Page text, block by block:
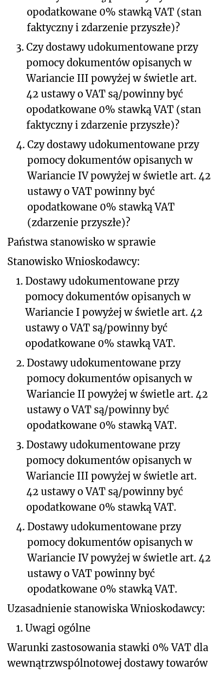
opodatkowane 0% stawką VAT (stan
faktyczny i zdarzenie przyszłe)?
3. Czy dostawy udokumentowane przy
pomocy dokumentów opisanych w
Wariancie III powyżej w świetle art.
42 ustawy o VAT są/powinny być
opodatkowane 0% stawką VAT (stan
faktyczny i zdarzenie przyszłe)?
4. Czy dostawy udokumentowane przy
pomocy dokumentów opisanych w
Wariancie IV powyżej w świetle art. 42
ustawy o VAT powinny być
opodatkowane 0% stawką VAT
(zdarzenie przyszłe)?
Państwa stanowisko w sprawie
Stanowisko Wnioskodawcy:
1. Dostawy udokumentowane przy
pomocy dokumentów opisanych w
Wariancie I powyżej w świetle art. 42
ustawy o VAT są/powinny być
opodatkowane 0% stawką VAT.
2. Dostawy udokumentowane przy
pomocy dokumentów opisanych w
Wariancie II powyżej w świetle art. 42
ustawy o VAT są/powinny być
opodatkowane 0% stawką VAT.
3. Dostawy udokumentowane przy
pomocy dokumentów opisanych w
Wariancie III powyżej w świetle art.
42 ustawy o VAT są/powinny być
opodatkowane 0% stawką VAT.
4. Dostawy udokumentowane przy
pomocy dokumentów opisanych w
Wariancie IV powyżej w świetle art. 42
ustawy o VAT powinny być
opodatkowane 0% stawką VAT.
Uzasadnienie stanowiska Wnioskodawcy:
1. Uwagi ogólne
Warunki zastosowania stawki 0% VAT dla
wewnątrzwspólnotowej dostawy towarów